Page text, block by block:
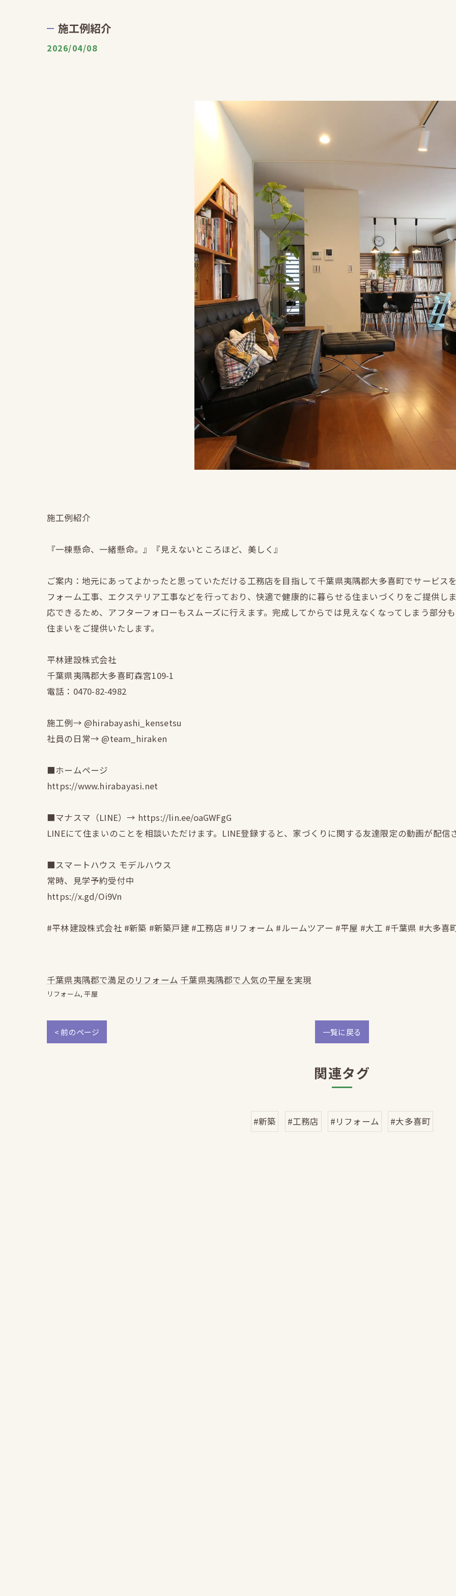
施工例紹介
2026/04/08
施工例紹介
『一棟懸命、一緒懸命。』『見えないところほど、美しく』
ご案内：地元にあってよかったと思っていただける工務店を目指して千葉県夷隅郡大多喜町でサービス
フォーム工事、エクステリア工事などを行っており、快適で健康的に暮らせる住まいづくりをご提供し
応できるため、アフターフォローもスムーズに行えます。完成してからでは見えなくなってしまう部分
住まいをご提供いたします。
平林建設株式会社
千葉県夷隅郡大多喜町森宮109-1
電話：0470-82-4982
施工例→ @hirabayashi_kensetsu
社員の日常→ @team_hiraken
■ホームページ
https://www.hirabayasi.net
■マナスマ（LINE）→ https://lin.ee/oaGWFgG
LINEにて住まいのことを相談いただけます。LINE登録すると、家づくりに関する友達限定の動画が配信
■スマートハウス モデルハウス
常時、見学予約受付中
https://x.gd/Oi9Vn
#平林建設株式会社 #新築 #新築戸建 #工務店 #リフォーム #ルームツアー #平屋 #大工 #千葉県 #大多喜
千葉県夷隅郡で満足のリフォーム 千葉県夷隅郡で人気の平屋を実現
リフォーム 平屋
< 前のページ 一覧に戻る
関連タグ
#新築 #工務店 #リフォーム #大多喜町